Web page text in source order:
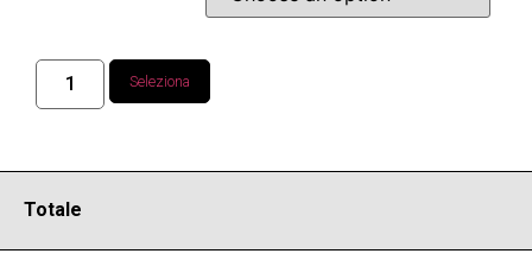
Seleziona
Totale